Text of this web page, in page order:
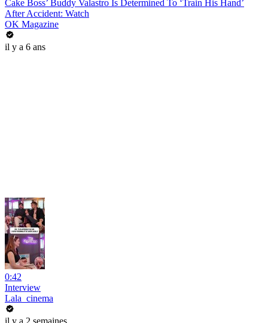
Cake Boss’ Buddy Valastro Is Determined To ‘Train His Hand’
After Accident: Watch
OK Magazine
il y a 6 ans
0:42
Interview
Lala_cinema